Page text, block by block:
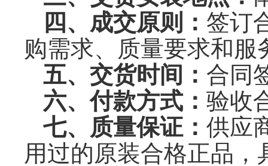
四、成交原则： 签订
购需求、质量要求和服
五、交货时间： 合同
六、付款方式： 验收
七、质量保证： 供应
用过的原装合格正品